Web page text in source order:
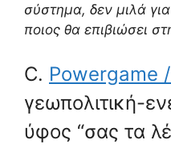
σύστημα, δεν μιλά
ποιος θα επιβιώσει
C. Powergame
γεωπολιτική-
ύφος “σας τα